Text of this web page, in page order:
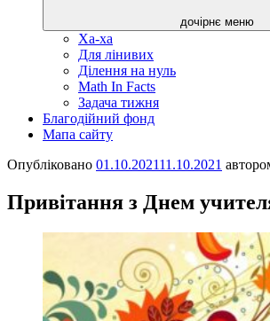
дочірнє меню
Ха-ха
Для лінивих
Ділення на нуль
Math In Facts
Задача тижня
Благодійний фонд
Мапа сайту
Опубліковано 01.10.202111.10.2021
Привітання з Днем